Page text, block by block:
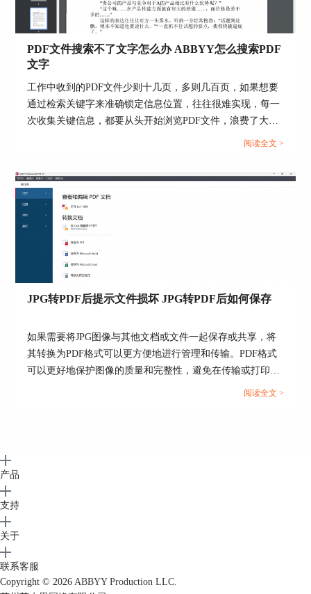
通过以上的案例，可以明显看出
FineReader PDF 15操作简便，正确率高，且功能设
置简洁，契合绝大多数学生党和白领人群的需求，
可以帮助大家大大提高学习和工作效率。
且该软件还有其它功能，例如：查看、编辑、
档等。想知道软件的更多相关信息，可以登录软件
的中文网站查看。
PDF文件搜索不了文字怎么办 ABBYY怎么搜索PDF
文字
工作中收到的PDF文件少则十几页，多则几百页，如果想要
通过检索关键字来准确锁定信息位置，往往很难实现，每一
次收集关键信息，都要从头开始浏览PDF文件，浪费了大量
的时间。想知道PDF文件搜索不了文字怎么办，ABBYY怎么
了解决思路，学会这些让办公事半功倍。...
阅读全文 >
JPG转PDF后提示文件损坏 JPG转PDF后如何保存
如果需要将JPG图像与其他文档或文件一起保存或共享，将
其转换为PDF格式可以更方便地进行管理和传输。PDF格式
可以更好地保护图像的质量和完整性，避免在传输或打印过
程中出现失真或变形。在abbyy软件中将JPG文件转换为PDF
阅读全文 >
产品
支持
关于
联系客服
Copyright © 2026 ABBYY Production LLC.